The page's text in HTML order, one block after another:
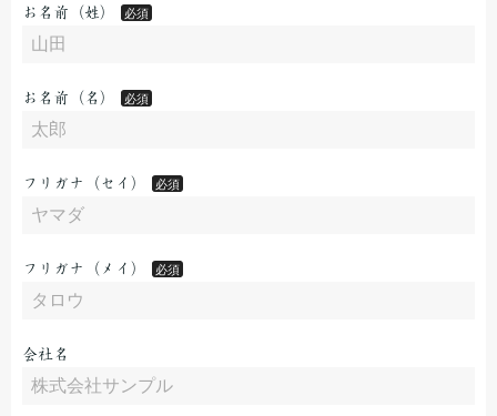
お名前（姓）
お名前（名）
フリガナ（セイ）
フリガナ（メイ）
会社名